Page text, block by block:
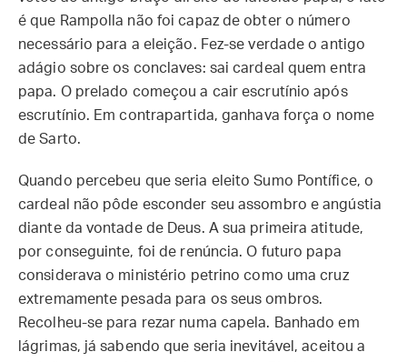
é que Rampolla não foi capaz de obter o número
necessário para a eleição. Fez-se verdade o antigo
adágio sobre os conclaves: sai cardeal quem entra
papa. O prelado começou a cair escrutínio após
escrutínio. Em contrapartida, ganhava força o nome
de Sarto.
Quando percebeu que seria eleito Sumo Pontífice, o
cardeal não pôde esconder seu assombro e angústia
diante da vontade de Deus. A sua primeira atitude,
por conseguinte, foi de renúncia. O futuro papa
considerava o ministério petrino como uma cruz
extremamente pesada para os seus ombros.
Recolheu-se para rezar numa capela. Banhado em
lágrimas, já sabendo que seria inevitável, aceitou a